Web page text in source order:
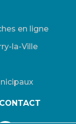
en ligne
la-Ville